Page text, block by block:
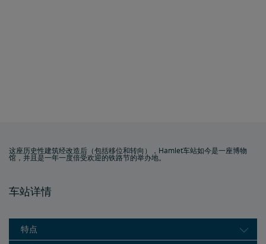
这座历史性建筑经改造后（包括移位和转向），Hamlet车站如今是一座博物
馆，并且是一年一度倍受欢迎的铁路节的举办地。
车站详情
特点